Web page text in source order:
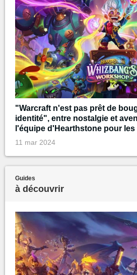
"Warcraft n'est pas prêt de
identité", entre nostalgie et
l'équipe d'Hearthstone pour les
11 mar 2024
Guides
à découvrir